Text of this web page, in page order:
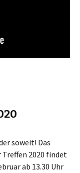
Welt zerstören
soweit! Das
Treffen 2020 findet
ab 13.30 Uhr